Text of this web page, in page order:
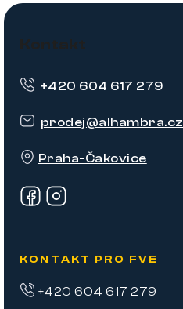
Z
Kontakt
prodej@alhambra.cz
Praha-Čakovice
+420 604 617 279
KONTAKT PRO FVE
+420 604 617 279